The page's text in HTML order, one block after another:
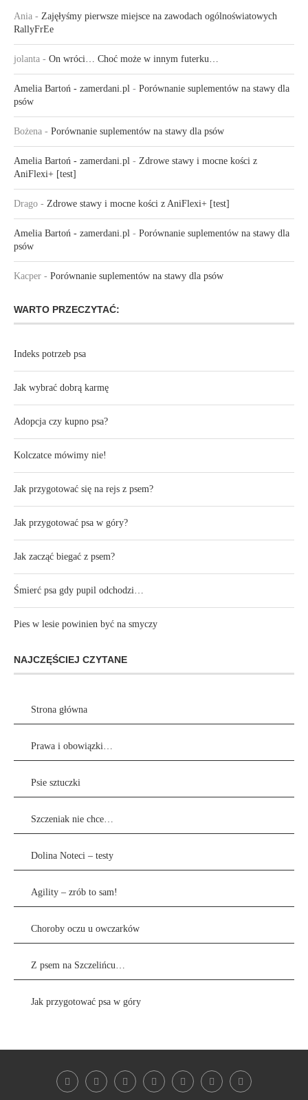
Ania - Zajęłyśmy pierwsze miejsce na zawodach ogólnoświatowych
RallyFrEe
jolanta - On wróci… Choć może w innym futerku…
Amelia Bartoń - zamerdani.pl - Porównanie suplementów na stawy dla
psów
Bożena - Porównanie suplementów na stawy dla psów
Amelia Bartoń - zamerdani.pl - Zdrowe stawy i mocne kości z
AniFlexi+ [test]
Drago - Zdrowe stawy i mocne kości z AniFlexi+ [test]
Amelia Bartoń - zamerdani.pl - Porównanie suplementów na stawy dla
psów
Kacper - Porównanie suplementów na stawy dla psów
WARTO PRZECZYTAĆ:
Indeks potrzeb psa
Jak wybrać dobrą karmę
Adopcja czy kupno psa?
Kolczatce mówimy nie!
Jak przygotować się na rejs z psem?
Jak przygotować psa w góry?
Jak zacząć biegać z psem?
Śmierć psa gdy pupil odchodzi…
Pies w lesie powinien być na smyczy
NAJCZĘŚCIEJ CZYTANE
Strona główna
Prawa i obowiązki…
Psie sztuczki
Szczeniak nie chce…
Dolina Noteci – testy
Agility – zrób to sam!
Choroby oczu u owczarków
Z psem na Szczelińcu…
Jak przygotować psa w góry